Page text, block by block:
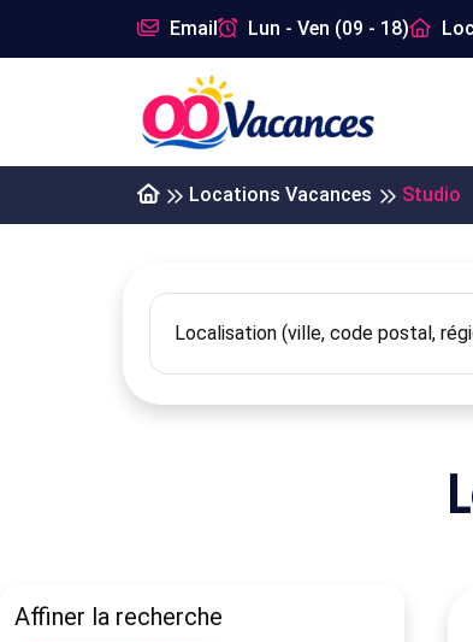
Email Lun - Ven (09 - 18)
Locations Vacances Studio
Affiner la recherche